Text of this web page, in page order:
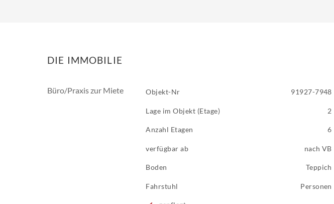
DIE IMMOBILIE
Büro/Praxis zur Miete Objekt-Nr 91927-7948
Lage im Objekt (Etage) 2
Anzahl Etagen 6
verfügbar ab nach VB
Boden Teppich
Fahrstuhl Personen